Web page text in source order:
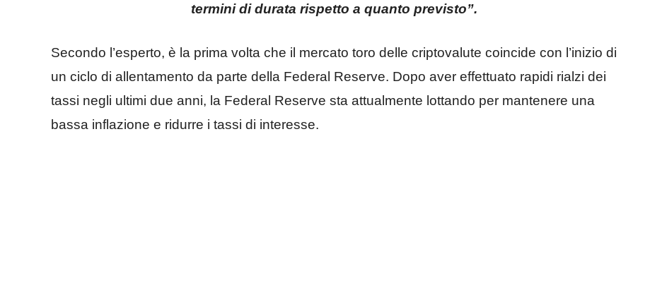
termini di durata rispetto a quanto previsto”.
Secondo l’esperto, è la prima volta che il mercato toro delle criptovalute coincide con l’inizio di
un ciclo di allentamento da parte della Federal Reserve. Dopo aver effettuato rapidi rialzi dei
tassi negli ultimi due anni, la Federal Reserve sta attualmente lottando per mantenere una
bassa inflazione e ridurre i tassi di interesse.